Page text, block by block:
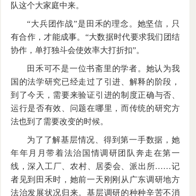
队这个大家庭中来。
“大兵团作战”是田禾的理念。她坚信，只
有合作，才能成事。“大数据时代要求我们团结
协作，单打独斗会使效率大打折扣”。
田禾可不是一位书斋里的学者。她认为我
国的法学研究已经走过了引进、解释的阶段，
到了今天，需要来验证引进的制度正确与否、
运行是否有效、问题在哪里，而传统的研究方
法也到了需要改变的时候。
为了了解基层情况、得到第一手数据，她
年年月月带着法治国情调研团队奔走在第一
线，深入工厂、农村、居委会、派出所……记
者见到田禾时，她前一天刚刚从广东调研地方
法治发展状况归来。基层调研的种种辛苦不消